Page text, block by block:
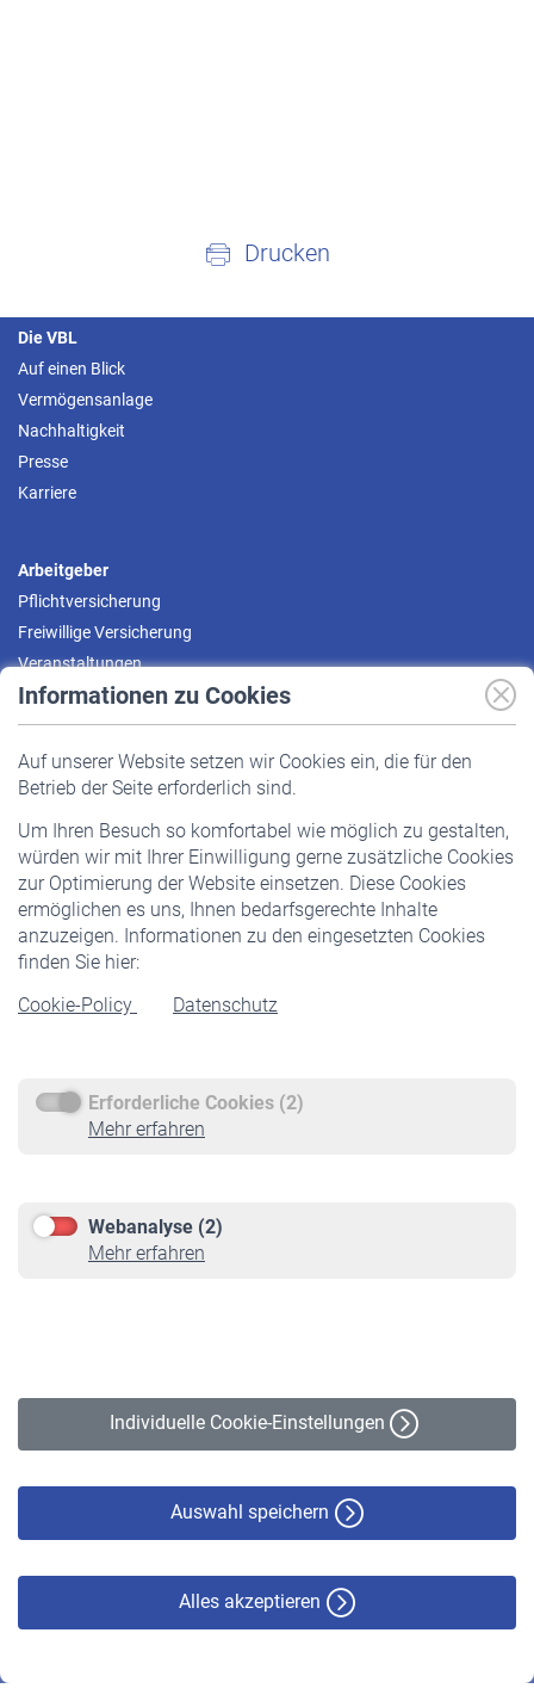
Informationen zu Cookies
Auf unserer Website setzen wir Cookies ein, die für den
Betrieb der Seite erforderlich sind.
Um Ihren Besuch so komfortabel wie möglich zu gestalten,
würden wir mit Ihrer Einwilligung gerne zusätzliche Cookies
zur Optimierung der Website einsetzen. Diese Cookies
ermöglichen es uns, Ihnen bedarfsgerechte Inhalte
anzuzeigen. Informationen zu den eingesetzten Cookies
finden Sie hier:
Cookie-Policy
Datenschutz
Erforderliche Cookies (2)
Mehr erfahren
Webanalyse (2)
Mehr erfahren
Individuelle Cookie-Einstellungen
Auswahl speichern
Alles akzeptieren
Drucken
Die VBL
Auf einen Blick
Vermögensanlage
Nachhaltigkeit
Presse
Karriere
Arbeitgeber
Pflichtversicherung
Freiwillige Versicherung
Veranstaltungen
Pflichtversicherung
Staatliche Förderung
Veranstaltungen
Rentner
Rentenbeginn
Rente beantragen
Service
Informationen
Online-Rechner
VBLnewsletter
Erklärung zur Barrierefreiheit
© VBL 2026